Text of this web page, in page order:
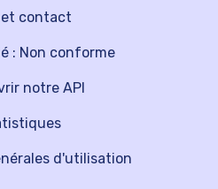
notre API
contact
: Non conforme
d'utilisation